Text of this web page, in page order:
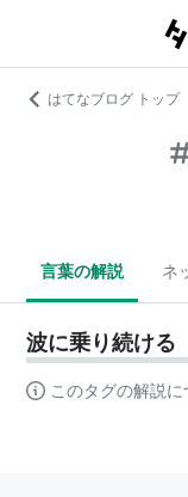
はてなブログ トップ
言葉の解説 ネ
波に乗り続ける
このタグの解説に